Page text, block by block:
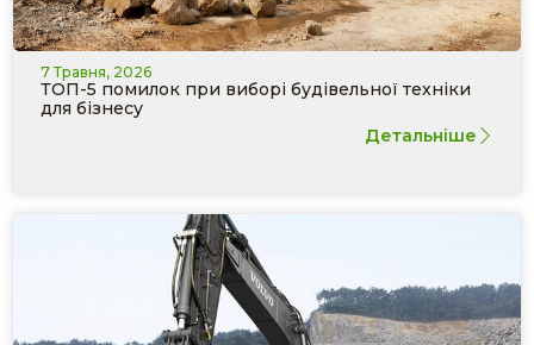
7 Травня, 2026
ТОП-5 помилок при виборі будівельної техніки
для бізнесу
Детальніше